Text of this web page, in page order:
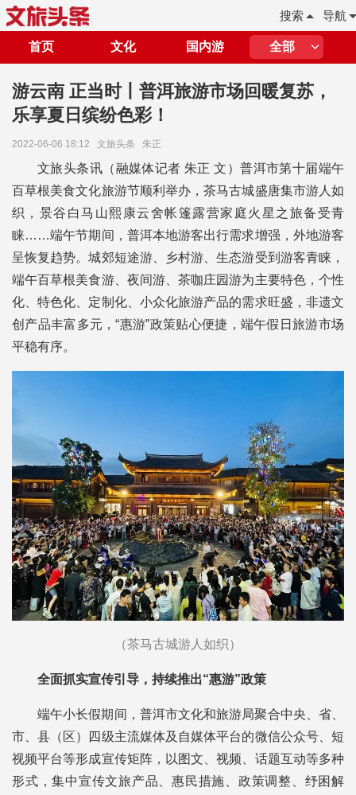
导航
搜索
首页 文化 国内游 全部
游云南 正当时丨普洱旅游市场回暖复苏，
乐享夏日缤纷色彩！
2022-06-06 18:12 文旅头条 朱正
文旅头条讯（融媒体记者 朱正 文）普洱市第十届端午
百草根美食文化旅游节顺利举办，茶马古城盛唐集市游人如
织，景谷白马山熙康云舍帐篷露营家庭火星之旅备受青
睐……端午节期间，普洱本地游客出行需求增强，外地游客
呈恢复趋势。城郊短途游、乡村游、生态游受到游客青睐，
端午百草根美食游、夜间游、茶咖庄园游为主要特色，个性
化、特色化、定制化、小众化旅游产品的需求旺盛，非遗文
创产品丰富多元，“惠游”政策贴心便捷，端午假日旅游市场
平稳有序。
（茶马古城游人如织）
全面抓实宣传引导，持续推出“惠游”政策
端午小长假期间，普洱市文化和旅游局聚合中央、省、
市、县（区）四级主流媒体及自媒体平台的微信公众号、短
视频平台等形成宣传矩阵，以图文、视频、话题互动等多种
形式，集中宣传文旅产品、惠民措施、政策调整、纾困解